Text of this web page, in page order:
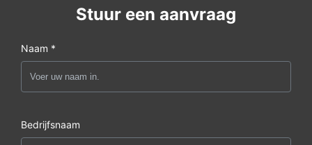
Stuur een aanvraag
Naam *
Bedrijfsnaam